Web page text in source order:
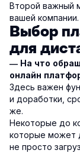
Второй важный
вашей компании.
Выбор
для
— На что
онлайн
Здесь важен
и доработки,
же.
Некоторые до
которые может
не просто